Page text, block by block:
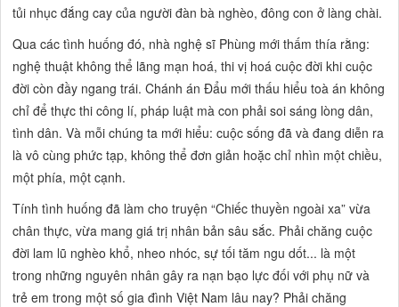
tủi nhục đắng cay của người đàn bà nghèo, đông con ở làng chài.
Qua các tình huống đó, nhà nghệ sĩ Phùng mới thấm thía rằng:
nghệ thuật không thể lãng mạn hoá, thi vị hoá cuộc đời khi cuộc
đời còn đầy ngang trái. Chánh án Đẩu mới thấu hiểu toà án không
chỉ để thực thi công lí, pháp luật mà con phải soi sáng lòng dân,
tình dân. Và mỗi chúng ta mới hiểu: cuộc sống đã và đang diễn ra
là vô cùng phức tạp, không thể đơn giản hoặc chỉ nhìn một chiều,
một phía, một cạnh.
Tính tình huống đã làm cho truyện“Chiếc thuyền ngoài xa” vừa
chân thực, vừa mang giá trị nhân bản sâu sắc. Phải chăng cuộc
đời lam lũ nghèo khổ, nheo nhóc, sự tối tăm ngu dốt... là một
trong những nguyên nhân gây ra nạn bạo lực đối với phụ nữ và
trẻ em trong một số gia đình Việt Nam lâu nay? Phải chăng